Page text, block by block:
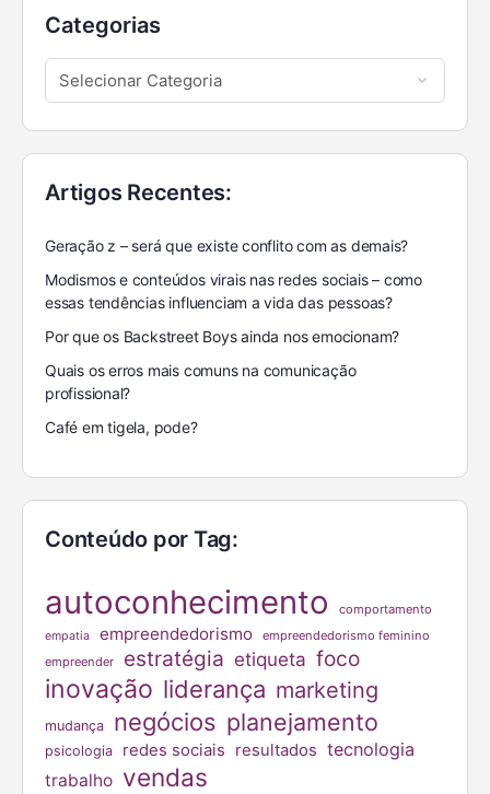
Categorias
Artigos Recentes:
Geração z – será que existe conflito com as demais?
Modismos e conteúdos virais nas redes sociais – como
essas tendências influenciam a vida das pessoas?
Por que os Backstreet Boys ainda nos emocionam?
Quais os erros mais comuns na comunicação
profissional?
Café em tigela, pode?
Conteúdo por Tag:
autoconhecimento comportamento
empatia empreendedorismo
empreendedorismo feminino
empreender
estratégia etiqueta foco
inovação liderança marketing
mudança negócios planejamento
psicologia redes sociais resultados tecnologia
trabalho vendas